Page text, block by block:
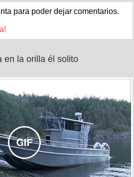
para poder dejar comentarios.
en la orilla él solito